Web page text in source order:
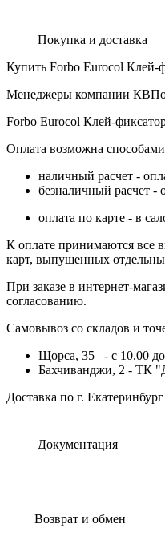
Покупка и доставка
Купить Forbo Eurocol Клей-
Менеджеры компании КВПол
Forbo Eurocol Клей-
Оплата возможна
наличный расчет -
безналичный расчет -
оплата по карте - в
К оплате принимаются все
карт, выпущенных
При заказе в интернет-
согласованию.
Самовывоз со складов и
Щорса, 35 - с 10.00
Бахчиванджи, 2 - ТК
Доставка по г.
Документация
Возврат и обмен